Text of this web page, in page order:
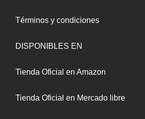
Términos y condiciones
DISPONIBLES EN
Tienda Oficial en Amazon
Tienda Oficial en Mercado libre